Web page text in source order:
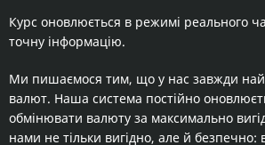
Курс оновлюється в режимі реального
точну інформацію.
Ми пишаємося тим, що у нас завжди
валют. Наша система постійно
обмінювати валюту за максимально
нами не тільки вигідно, але й безпечно: